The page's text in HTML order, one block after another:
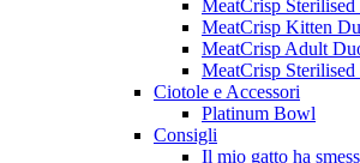
MeatCrisp Sterilised
MeatCrisp Kitten
MeatCrisp Adult
MeatCrisp
Ciotole e Accessori
Platinum Bowl
Consigli
Il mio gatto ha